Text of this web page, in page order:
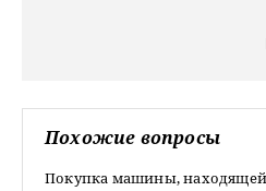
Похожие вопросы
Покупка машины,